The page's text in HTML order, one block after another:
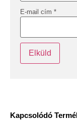
Kapcsolódó
E-mail cím *